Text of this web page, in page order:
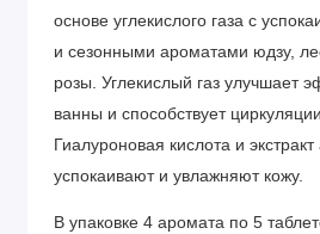
основе углекислого газа с
и сезонными ароматами юдзу,
розы. Углекислый газ улучшает
ванны и способствует
Гиалуроновая кислота и
успокаивают и увлажняют кожу.
В упаковке 4 аромата по 5